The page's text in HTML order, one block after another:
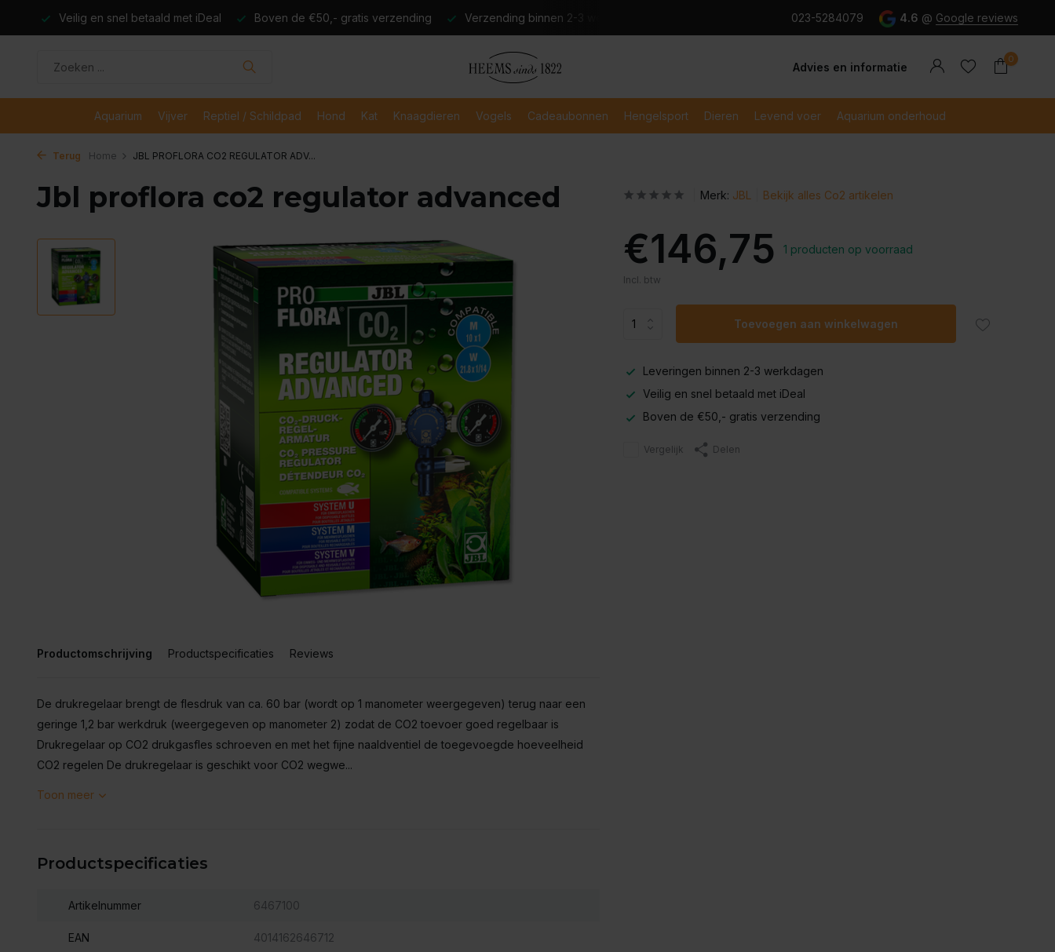
Veilig en snel betaald met iDeal Boven de €50,- gratis verzending Verzending binnen 2-3 werkdagen Veilig en snel betaald met iDeal
023-5284079 4.6 @ Google reviews
Advies en informatie
Account
0
Aquarium Vijver Reptiel / Schildpad Hond Kat Knaagdieren Vogels Cadeaubonnen Hengelsport Dieren Levend voer Aquarium onderhoud
Terug Home JBL PROFLORA CO2 REGULATOR ADV...
Jbl proflora co2 regulator advanced
Productomschrijving Productspecificaties Reviews
De drukregelaar brengt de flesdruk van ca. 60 bar (wordt op 1 manometer weergegeven) terug naar een
geringe 1,2 bar werkdruk (weergegeven op manometer 2) zodat de CO2 toevoer goed regelbaar is
Drukregelaar op CO2 drukgasfles schroeven en met het fijne naaldventiel de toegevoegde hoeveelheid
CO2 regelen De drukregelaar is geschikt voor CO2 wegwe...
Toon meer
Productspecificaties
Artikelnummer 6467100
EAN 4014162646712
Merk: JBL Bekijk alles Co2 artikelen
€146,75 1 producten op voorraad
Incl. btw
Toevoegen aan winkelwagen
Leveringen binnen 2-3 werkdagen
Veilig en snel betaald met iDeal
Boven de €50,- gratis verzending
Vergelijk Delen